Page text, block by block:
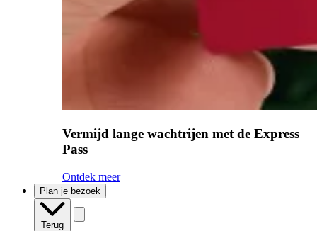
Vermijd lange wachtrijen met de Express
Pass
Ontdek meer
Plan je bezoek
Terug